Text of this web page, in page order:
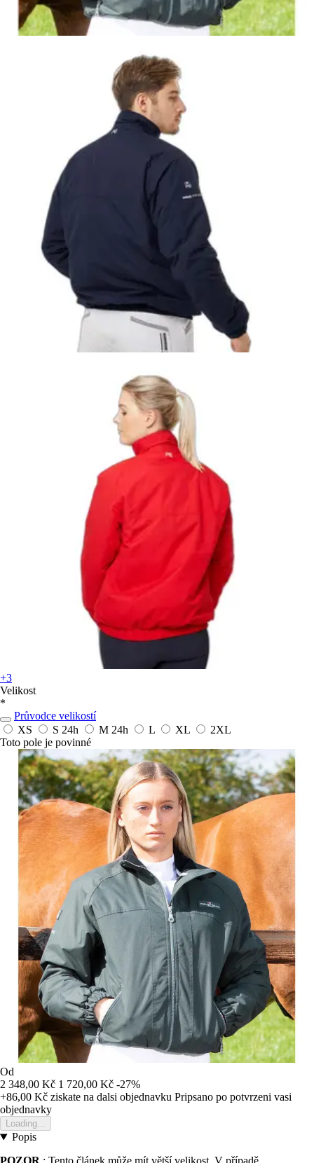
+3
Velikost
*
Průvodce velikostí
XS
S 24h M 24h L XL
2XL
Toto pole je povinné
Od
2 348,00 Kč 1 720,00 Kč -27%
+86,00 Kč ziskate na dalsi objednavku Pripsano po potvrzeni vasi
objednavky
Loading...
Popis